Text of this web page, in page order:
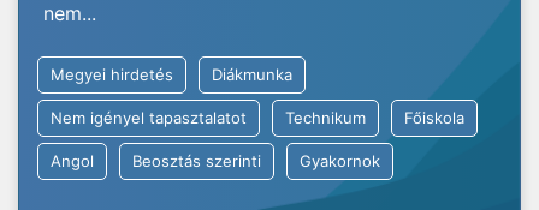
nem...
Megyei hirdetés Diákmunka
Nem igényel tapasztalatot Technikum Főiskola
Angol Beosztás szerinti Gyakornok